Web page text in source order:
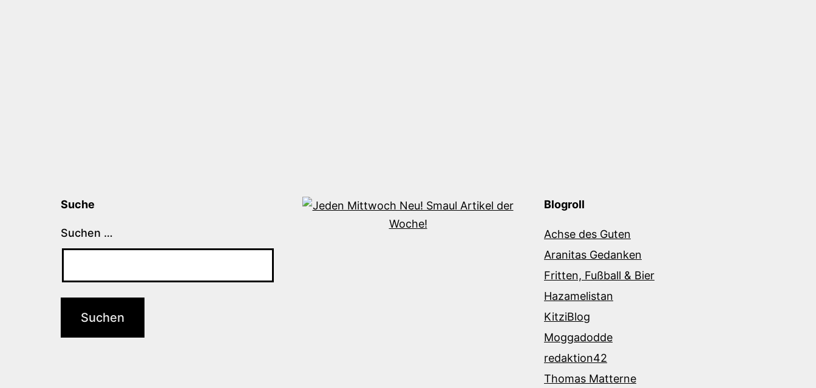
Suche
Suchen …
Blogroll
Achse des Guten
Aranitas Gedanken
Fritten, Fußball & Bier
Hazamelistan
KitziBlog
Moggadodde
redaktion42
Thomas Matterne